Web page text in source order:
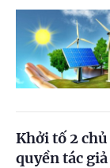
Khởi tố 2
quyền tác giả